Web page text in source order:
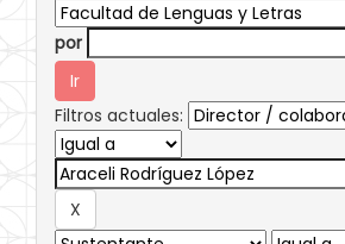
por
Filtros actuales: